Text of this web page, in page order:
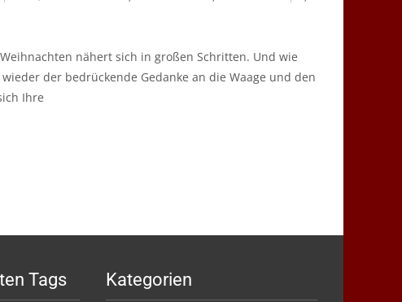
nähert sich in großen Schritten. Und wie
der bedrückende Gedanke an die Waage und den
Ihre
Tags Kategorien